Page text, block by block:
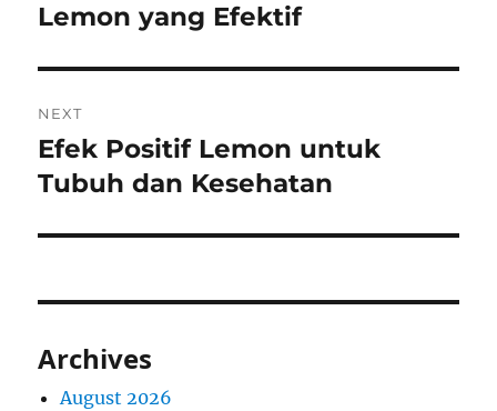
post:
Lemon yang Efektif
NEXT
Next
post:
Efek Positif Lemon untuk
Tubuh dan Kesehatan
Archives
August 2026